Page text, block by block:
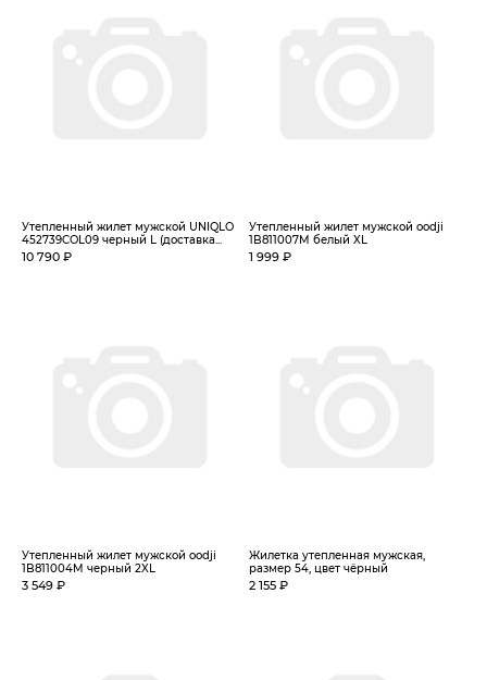
Утепленный жилет мужской UNIQLO
452739COL09 черный L (доставка...
10 790 ₽
Утепленный жилет мужской oodji
1B811007M белый XL
1 999 ₽
Утепленный жилет мужской oodji
1B811004M черный 2XL
3 549 ₽
Жилетка утепленная мужская,
размер 54, цвет чёрный
2 155 ₽